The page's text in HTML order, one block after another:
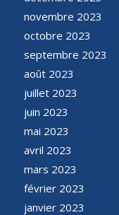
novembre 2023
octobre 2023
septembre 2023
août 2023
juillet 2023
juin 2023
mai 2023
avril 2023
mars 2023
février 2023
janvier 2023